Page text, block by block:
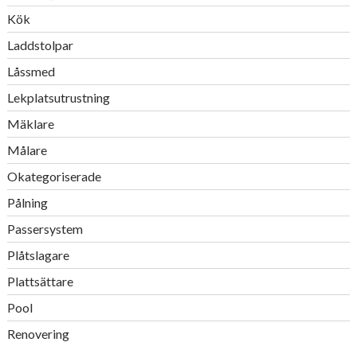
Kök
Laddstolpar
Låssmed
Lekplatsutrustning
Mäklare
Målare
Okategoriserade
Pålning
Passersystem
Plåtslagare
Plattsättare
Pool
Renovering